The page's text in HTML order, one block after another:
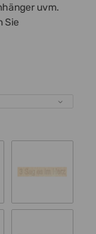
uvm.
Sie
Schrift 3